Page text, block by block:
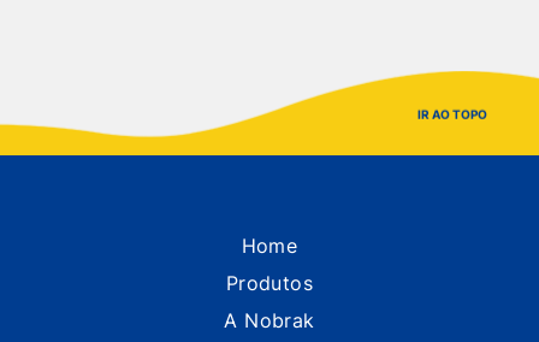
IR AO TOPO
Home
Produtos
A Nobrak